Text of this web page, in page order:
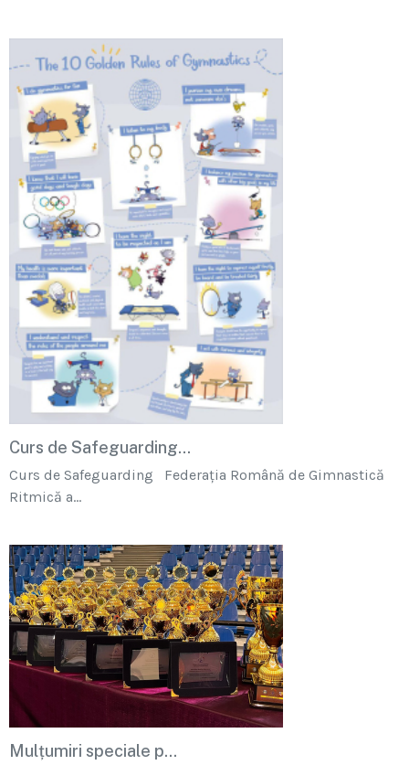
Curs de Safeguarding...
Curs de Safeguarding Federația Română de Gimnastică
Ritmică a...
Mulțumiri speciale p...